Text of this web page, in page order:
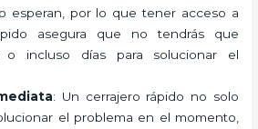
esperan, por lo que tener acceso a
asegura que no tendrás que
o incluso días para solucionar el
: Un cerrajero rápido no solo
el problema en el momento,